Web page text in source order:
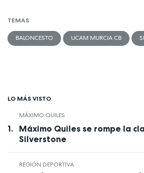
TEMAS
BALONCESTO UCAM MURCIA CB
LO MÁS VISTO
MÁXIMO QUILES
Máximo Quiles se rompe la
Silverstone
REGIÓN DEPORTIVA